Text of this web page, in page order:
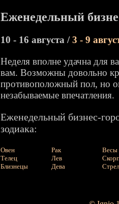
Еженедельный
10 - 16 августа /3 - 9
Неделя вполне удачна для
вам. Возможны довольно
противоположный пол, но
незабываемые впечатления.
Еженедельный бизнес-
зодиака:
Овен
Телец
Близнецы
Рак
Лев
Дева
Весы